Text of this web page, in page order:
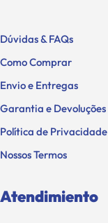
Dúvidas & FAQs
Como Comprar
Envio e Entregas
Garantia e Devoluções
Política de Privacidade
Nossos Termos
Atendimiento